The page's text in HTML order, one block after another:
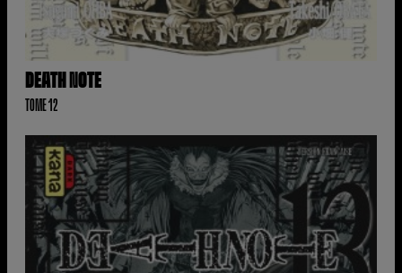
DEATH NOTE
TOME 12